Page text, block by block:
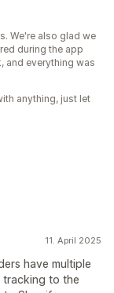
We're also glad we
during the app
and everything was
anything, just let
11. April 2025
have multiple
tracking to the